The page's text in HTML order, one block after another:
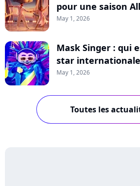
pour une saison
May 1, 2026
Mask Singer : qui
star
May 1, 2026
Toutes les